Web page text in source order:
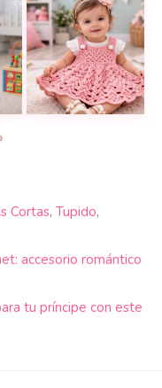
Vestido de Bebé
de Princesa a
Vestido Braga a
›
Cortas, Tupido,
accesorio romántico
tu príncipe con este